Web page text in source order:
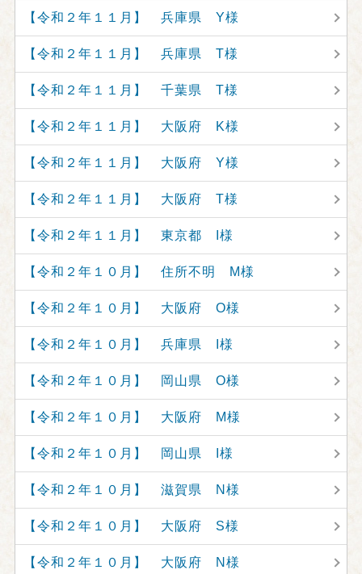
【令和２年１１月】 兵庫県 Y様
【令和２年１１月】 兵庫県 T様
【令和２年１１月】 千葉県 T様
【令和２年１１月】 大阪府 K様
【令和２年１１月】 大阪府 Y様
【令和２年１１月】 大阪府 T様
【令和２年１１月】 東京都 I様
【令和２年１０月】 住所不明 M様
【令和２年１０月】 大阪府 O様
【令和２年１０月】 兵庫県 I様
【令和２年１０月】 岡山県 O様
【令和２年１０月】 大阪府 M様
【令和２年１０月】 岡山県 I様
【令和２年１０月】 滋賀県 N様
【令和２年１０月】 大阪府 S様
【令和２年１０月】 大阪府 N様